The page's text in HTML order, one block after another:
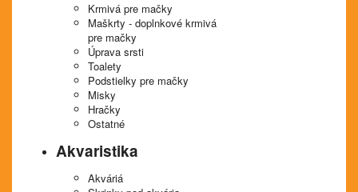
Krmivá pre mačky
Maškrty - doplnkové krmivá
pre mačky
Úprava srsti
Toalety
Podstielky pre mačky
Misky
Hračky
Ostatné
Akvaristika
Akváriá